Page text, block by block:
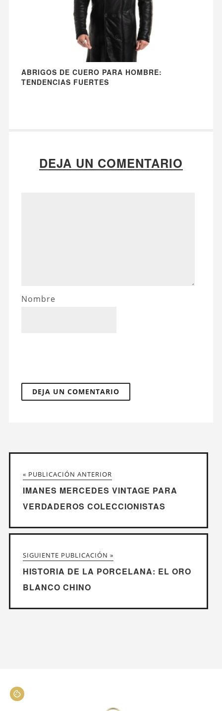
ABRIGOS DE CUERO PARA HOMBRE:
TENDENCIAS FUERTES
DEJA UN COMENTARIO
Nombre
« PUBLICACIÓN ANTERIOR
IMANES MERCEDES VINTAGE PARA
VERDADEROS COLECCIONISTAS
SIGUIENTE PUBLICACIÓN »
HISTORIA DE LA PORCELANA: EL ORO
BLANCO CHINO